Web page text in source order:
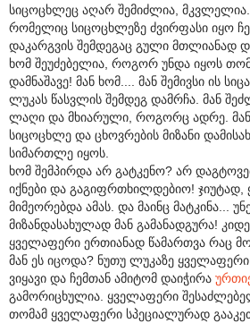
სიცოცხლეც აღარ შემიძლია, მკვლელია.
რომელიც სიცოცხლეზე ძვირფასი იყო
დაკარგვის შემდეგაც გული მთლიანად
ხომ შეუძებელია, როგორ უნდა იყოს
დამნაშავე! მან ხომ.... მან შემივსი ის
ლუკას წასვლის შემდეგ დამრჩა. მან
ლაღი და მხიარული, როგორც ადრე. მან
სიცოცხლე და ცხოვრების მიზანი
სიმართლე იყოს.
ხომ შემპირდა არ გატკენო? არ
იქნები და გაგიფრთხილდებიო! ჯიუტად,
მიმეორებდა ამას. და მაინც მატკინა...
მიზანდასახულად მან გამანადგურა!
ყველაფერი ერთიანად წამართვა რაც
მან ეს იცოდა? ნუთუ ლუკაზე
ვიყავი და ჩემთან ამიტომ დაიჭირა
გამორიცხულია. ყველაფერი
თომამ ყველაფერი სპეციალურად